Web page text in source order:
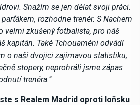
Snažím se jen dělat svoji práci.
rozhodne trenér. S Nachem
velmi zkušený fotbalista, pro náš
kapitán. Také Tchouaméni odvádí
o naší dvojici zajímavou statistiku,
stopery, neprohráli jsme zápas
trenéra.“
s Realem Madrid oproti loňsku